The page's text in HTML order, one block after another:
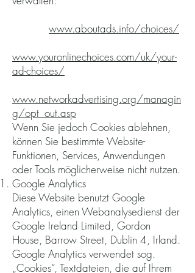
www.aboutads.info/choices/
www.youronlinechoices.com/uk/your-
ad-choices/
www.networkadvertising.org/managin
g/opt_out.asp
Wenn Sie jedoch Cookies ablehnen,
können Sie bestimmte Website-
Funktionen, Services, Anwendungen
oder Tools möglicherweise nicht nutzen.
Google Analytics
Diese Website benutzt Google
Analytics, einen Webanalysedienst der
Google Ireland Limited, Gordon
House, Barrow Street, Dublin 4, Irland.
Google Analytics verwendet sog.
„Cookies“, Textdateien, die auf Ihrem